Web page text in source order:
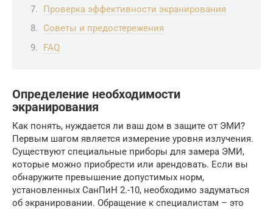
Проверка эффективности экранирования
Советы и предостережения
FAQ
Определение необходимости
экранирования
Как понять, нуждается ли ваш дом в защите от ЭМИ?
Первым шагом является измерение уровня излучения.
Существуют специальные приборы для замера ЭМИ,
которые можно приобрести или арендовать. Если вы
обнаружите превышение допустимых норм,
установленных СанПиН 2.-10, необходимо задуматься
об экранировании. Обращение к специалистам – это